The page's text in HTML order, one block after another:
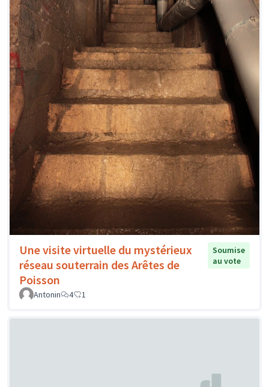
Une visite virtuelle du mystérieux
réseau souterrain des Arêtes de
Poisson
Soumise
au vote
Antonin 4 1